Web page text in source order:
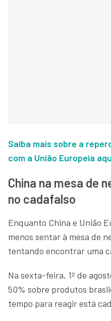
Saiba mais sobre a
com a União Europeia
China na mesa de
no cadafalso
Enquanto China e União
menos sentar à mesa de
tentando encontrar uma
Na sexta-feira, 1º de
50% sobre produtos
tempo para reagir está